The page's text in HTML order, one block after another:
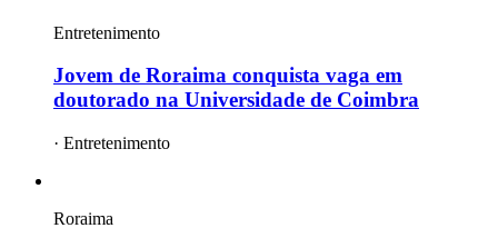
Entretenimento
Jovem de Roraima conquista vaga em
doutorado na Universidade de Coimbra
· Entretenimento
Roraima